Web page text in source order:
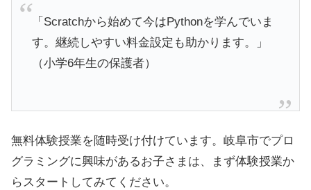
「Scratchから始めて今はPythonを学んでいま
す。継続しやすい料金設定も助かります。」
（小学6年生の保護者）
無料体験授業を随時受け付けています。岐阜市でプロ
グラミングに興味があるお子さまは、まず体験授業か
らスタートしてみてください。